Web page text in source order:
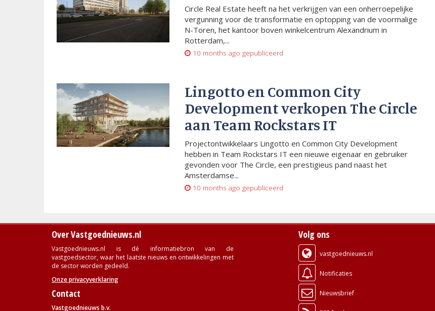
Circle Real Estate heeft na het verkrijgen van een onherroepelijke
vergunning voor de transformatie en optopping van de voormalige
N-Toren, het kantoor boven winkelcentrum Alexandrium in
Rotterdam,...
10 months ago gepubliceerd
Lingotto en Common City
Development verkopen The Circle
aan Team Rockstars IT
Projectontwikkelaars Lingotto en Common City Development
hebben in Team Rockstars IT een nieuwe eigenaar en gebruiker
gevonden voor The Circle, een prestigieus pand naast het
Amsterdamse...
10 months ago gepubliceerd
Over Vastgoednieuws.nl
Vastgoednieuws.nl is dé informatiebron van de
vastgoedsector, waar het laatste nieuws en ontwikkelingen met
de sector worden gedeeld.
Onze privacyverklaring
Contact
Vastgoednieuws b.v.
Volg ons
vastgoednieuws.nl
Notificaties
Nieuwsbrief